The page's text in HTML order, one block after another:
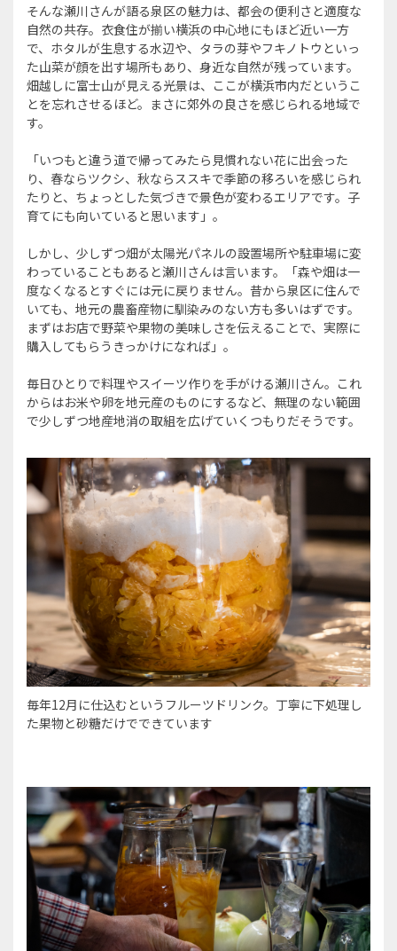
そんな瀬川さんが語る泉区の魅力は、都会の便利さと適度な
自然の共存。衣食住が揃い横浜の中心地にもほど近い一方
で、ホタルが生息する水辺や、タラの芽やフキノトウといっ
た山菜が顔を出す場所もあり、身近な自然が残っています。
畑越しに富士山が見える光景は、ここが横浜市内だというこ
とを忘れさせるほど。まさに郊外の良さを感じられる地域で
す。
「いつもと違う道で帰ってみたら見慣れない花に出会った
り、春ならツクシ、秋ならススキで季節の移ろいを感じられ
たりと、ちょっとした気づきで景色が変わるエリアです。子
育てにも向いていると思います」。
しかし、少しずつ畑が太陽光パネルの設置場所や駐車場に変
わっていることもあると瀬川さんは言います。「森や畑は一
度なくなるとすぐには元に戻りません。昔から泉区に住んで
いても、地元の農畜産物に馴染みのない方も多いはずです。
まずはお店で野菜や果物の美味しさを伝えることで、実際に
購入してもらうきっかけになれば」。
毎日ひとりで料理やスイーツ作りを手がける瀬川さん。これ
からはお米や卵を地元産のものにするなど、無理のない範囲
で少しずつ地産地消の取組を広げていくつもりだそうです。
毎年12月に仕込むというフルーツドリンク。丁寧に下処理し
た果物と砂糖だけでできています